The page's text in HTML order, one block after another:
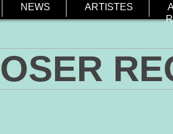
NEWS ARTISTES